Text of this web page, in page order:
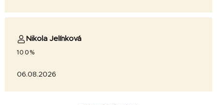
Nikola Jelínková
100%
06.08.2026